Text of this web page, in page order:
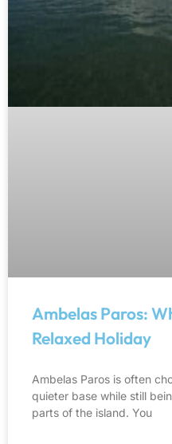
Ambelas Paros:
Relaxed Holiday
Ambelas Paros is often
quieter base while still
parts of the island. You